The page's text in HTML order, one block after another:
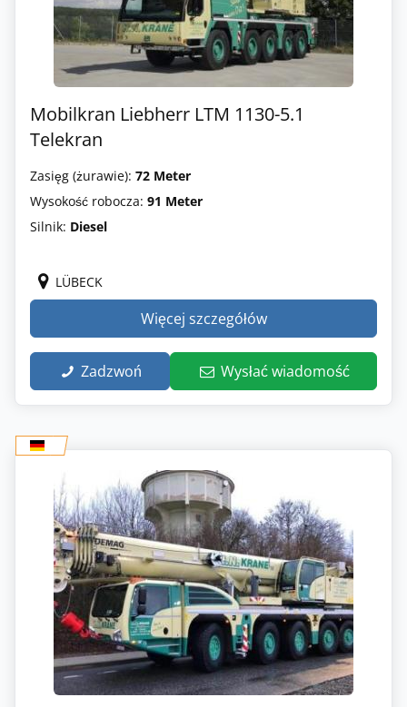
Mobilkran Liebherr LTM 1130-5.1
Telekran
Zasięg (żurawie): 72 Meter
Wysokość robocza: 91 Meter
Silnik: Diesel
LÜBECK
Więcej szczegółów
Zadzwoń Wysłać wiadomość